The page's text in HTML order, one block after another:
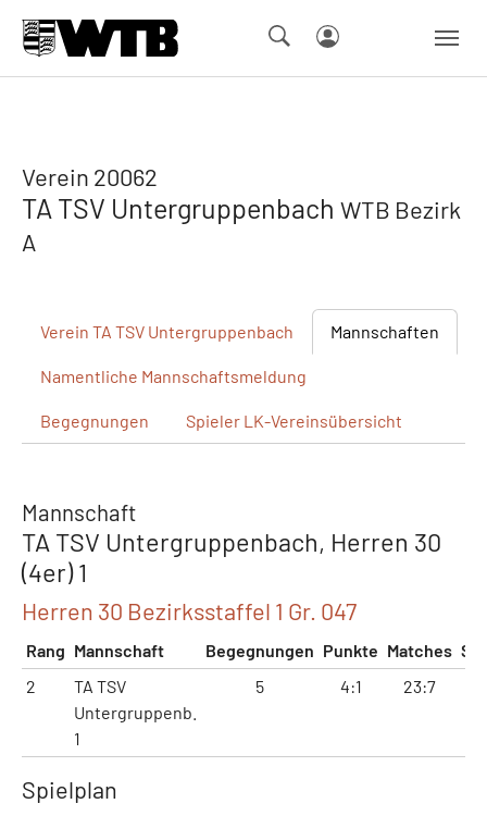
Verein 20062
TA TSV Untergruppenbach WTB Bezirk
A
Verein TA TSV Untergruppenbach Mannschaften
Namentliche Mannschaftsmeldung
Begegnungen Spieler LK-Vereinsübersicht
Mannschaft
TA TSV Untergruppenbach, Herren 30
(4er) 1
Herren 30 Bezirksstaffel 1 Gr. 047
Rang Mannschaft Begegnungen Punkte Matches
2
TA TSV
Untergruppenb.
1
5 4:1 23:7
Spielplan